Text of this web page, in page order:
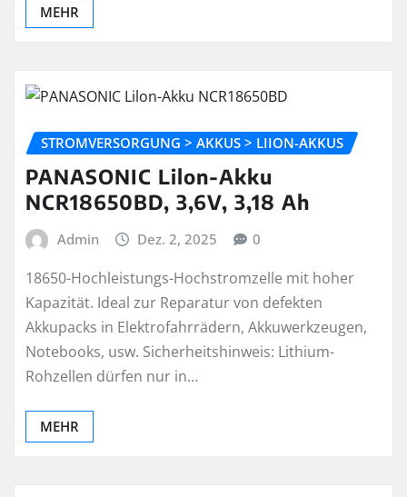
MEHR
STROMVERSORGUNG > AKKUS > LIION-AKKUS
PANASONIC Lilon-Akku
NCR18650BD, 3,6V, 3,18 Ah
Admin Dez. 2, 2025 0
18650-Hochleistungs-Hochstromzelle mit hoher
Kapazität. Ideal zur Reparatur von defekten
Akkupacks in Elektrofahrrädern, Akkuwerkzeugen,
Notebooks, usw. Sicherheitshinweis: Lithium-
Rohzellen dürfen nur in…
MEHR